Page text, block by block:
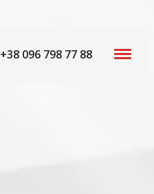
+38 096 798 77 88